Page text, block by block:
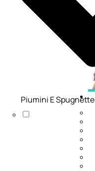
Piumini E Spugnette